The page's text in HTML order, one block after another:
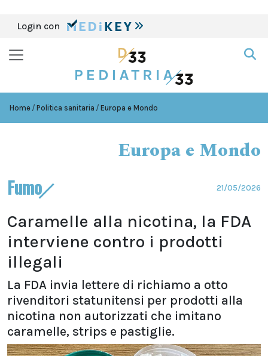
Login con
Home Politica sanitaria Europa e Mondo
Europa e Mondo
Fumo 21/05/2026
Caramelle alla nicotina, la FDA
interviene contro i prodotti
illegali
La FDA invia lettere di richiamo a otto
rivenditori statunitensi per prodotti alla
nicotina non autorizzati che imitano
caramelle, strips e pastiglie.